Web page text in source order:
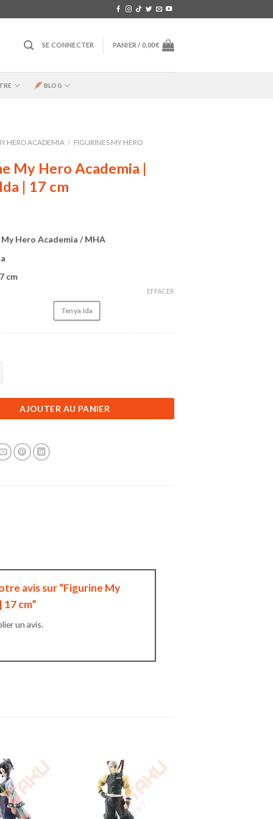
SE CONNECTER PANIER /0,00€
BLOG
HERO ACADEMIA / FIGURINES MY HERO
My Hero Academia |
| 17 cm
Hero Academia / MHA
cm
Tenya Ida
EFFACER
AJOUTER AU PANIER
avis sur “Figurine My
cm”
un avis.